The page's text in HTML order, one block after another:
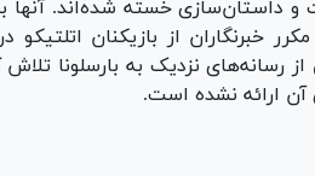
و داستان‌سازی خسته شده‌اند.
از بازیکنان اتلتیکو
رسانه‌های نزدیک به بارسلونا تلاش
ارائه نشده است.